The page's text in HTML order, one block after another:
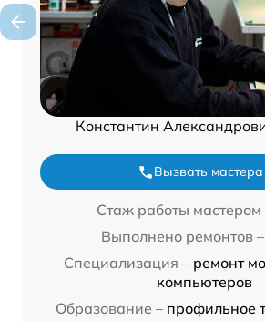
Константин
Вызвать мастера
Стаж работы мастером
Выполнено ремонтов –
Специализация – ремонт
компьютеров
Образование – профильное